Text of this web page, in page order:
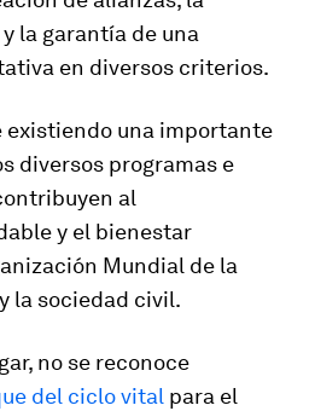
la garantía de una
en diversos criterios.
existiendo una importante
diversos programas e
al
y el bienestar
Mundial de la
la sociedad civil.
no se reconoce
del ciclo vital para el